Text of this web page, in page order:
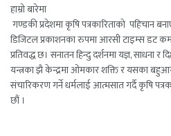
हाम्रो बारेमा
गण्डकी प्रदेशमा कृषि पत्रकारिताको पहिचान
डिजिटल प्रकाशनका रुपमा आरसी टाइम्स डट कम
प्रतिवद्ध छ। सनातन हिन्दु दर्शनमा यज्ञ, साधना
यन्त्रका झै केन्द्रमा ओमकार शक्ति र यसका
संचारिकरण गर्ने धर्मलाई आत्मसात गर्दै कृषि
छौं ।